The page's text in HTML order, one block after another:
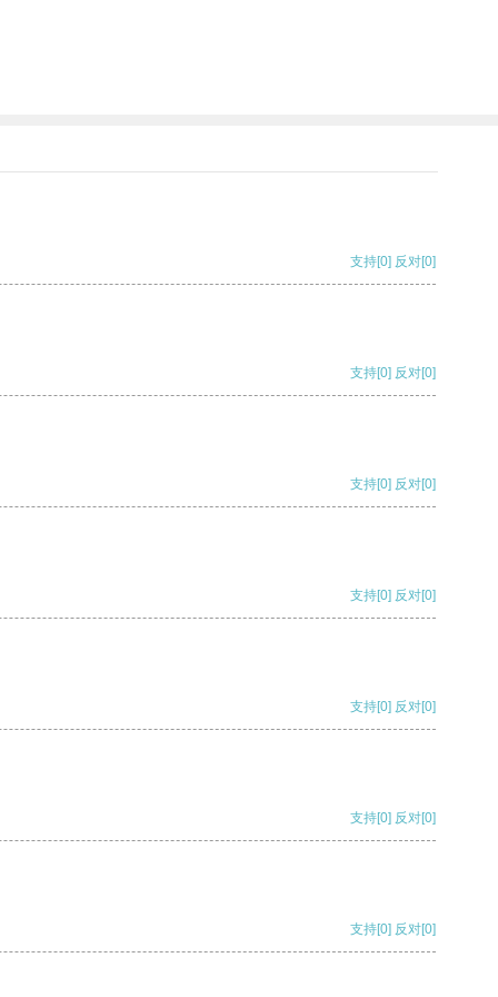
支持[0] 反对[0]
支持[0] 反对[0]
支持[0] 反对[0]
支持[0] 反对[0]
支持[0] 反对[0]
支持[0] 反对[0]
支持[0] 反对[0]